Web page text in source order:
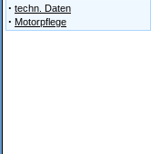
· techn. Daten
· Motorpflege